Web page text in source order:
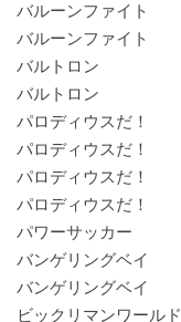
バルーンファイト
バルーンファイト
バルトロン
バルトロン
パロディウスだ！
パロディウスだ！
パロディウスだ！
パロディウスだ！
パワーサッカー
バンゲリングベイ
バンゲリングベイ
ビックリマンワールド